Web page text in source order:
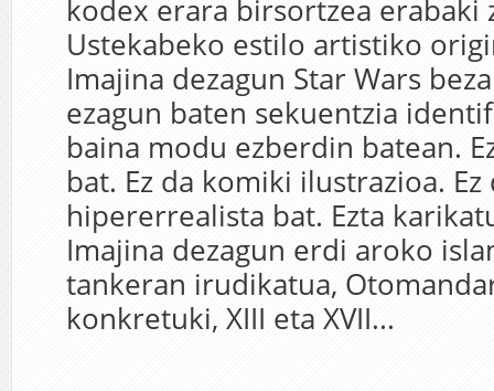
kodex erara birsortzea erabaki
Ustekabeko estilo artistiko
Imajina dezagun Star Wars
ezagun baten sekuentzia
baina modu ezberdin batean.
bat. Ez da komiki ilustrazioa.
hipererrealista bat. Ezta
Imajina dezagun erdi aroko
tankeran irudikatua,
konkretuki, XIII eta XVII...